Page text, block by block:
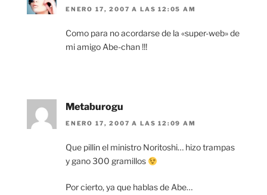
ENERO 17, 2007 A LAS 12:05 AM
Como para no acordarse de la «super-web» de
mi amigo Abe-chan !!!
Metaburogu
ENERO 17, 2007 A LAS 12:09 AM
Que pillin el ministro Noritoshi… hizo trampas
y gano 300 gramillos
Por cierto, ya que hablas de Abe…